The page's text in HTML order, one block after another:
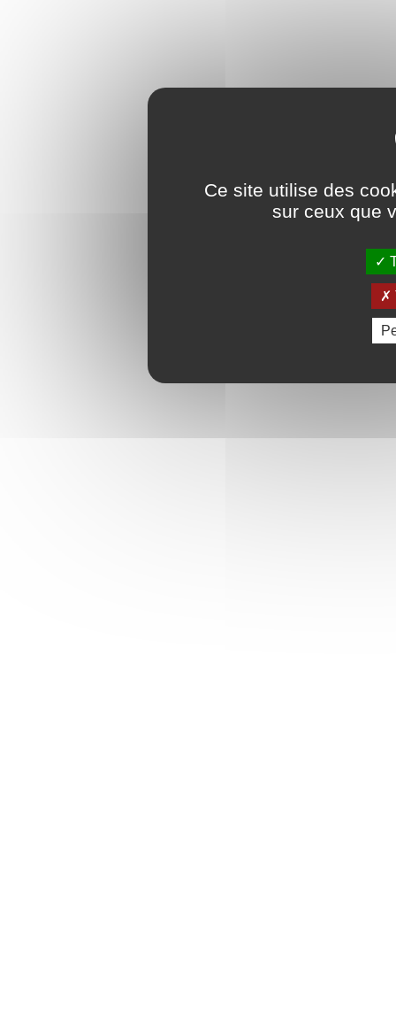
Ce site utilise des
sur ceux que